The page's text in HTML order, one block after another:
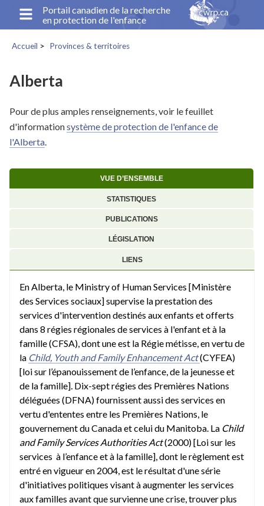
principal
Portail canadien de la recherche
en protection de l'enfance
Accueil Provinces & territoires
Alberta
Pour de plus amples renseignements, voir le feuillet
d'informationsystème de protection de l'enfance de
l'Alberta.
VUE D’ENSEMBLE
STATISTIQUES
PUBLICATIONS
LÉGISLATION
LIENS
En Alberta, le Ministry of Human Services [Ministère
des Services sociaux] supervise la prestation des
services d'intervention destinés aux enfants et offerts
dans 8 régies régionales de services à l'enfant et à la
famille (CFSA), dont une est la Régie métisse, en vertu de
la Child, Youth and Family Enhancement Act(CYFEA)
[loi sur l’épanouissement de l’enfance, de la jeunesse et
de la famille] Dix-sept régies des Premières Nations
déléguées (DFNA) fournissent aussi des services en
vertu d'ententes entre les Premières Nations, le
gouvernement du Canada et celui du Manitoba. La Child
and Family Services Authorities Act(2000) [Loi sur les
services à l’enfance et à la famille], dont le règlement est
entré en vigueur en 2004, est le résultat d'une série
d'initiatives politiques visant à augmenter les services
aux familles avant que survienne une crise, trouver plus